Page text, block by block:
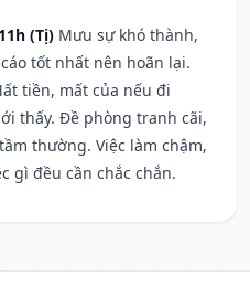
(Tị) Mưu sự khó thành,
tốt nhất nên hoãn lại.
tiền, mất của nếu đi
thấy. Đề phòng tranh cãi,
thường. Việc làm chậm,
gì đều cần chắc chắn.